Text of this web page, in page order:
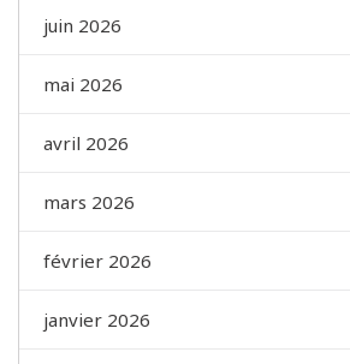
juin 2026
mai 2026
avril 2026
mars 2026
février 2026
janvier 2026